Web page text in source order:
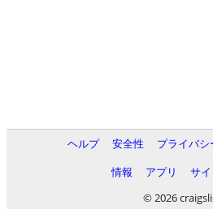
ヘルプ 安全性 プライバシ
情報
アプリ
サ
© 2026